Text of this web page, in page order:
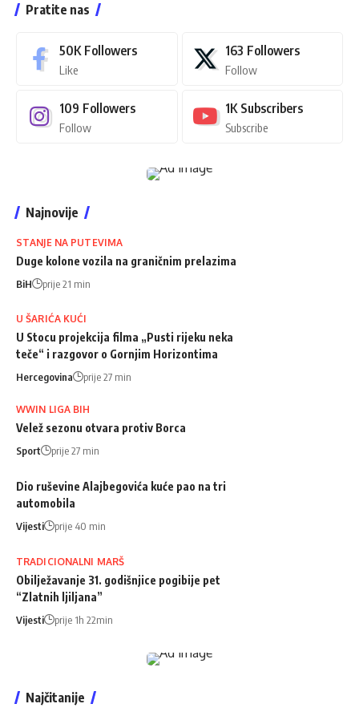
Pratite nas
50K Followers
Like
163 Followers
Follow
109 Followers
Follow
1K Subscribers
Subscribe
Najnovije
STANJE NA PUTEVIMA
Duge kolone vozila na graničnim prelazima
BiH prije 21 min
U ŠARIĆA KUĆI
U Stocu projekcija filma „Pusti rijeku neka
teče“ i razgovor o Gornjim Horizontima
Hercegovina prije 27 min
WWIN LIGA BIH
Velež sezonu otvara protiv Borca
Sport prije 27 min
Dio ruševine Alajbegovića kuće pao na tri
automobila
Vijesti prije 40 min
TRADICIONALNI MARŠ
Obilježavanje 31. godišnjice pogibije pet
“Zlatnih ljiljana”
Vijesti prije 1h 22min
Najčitanije